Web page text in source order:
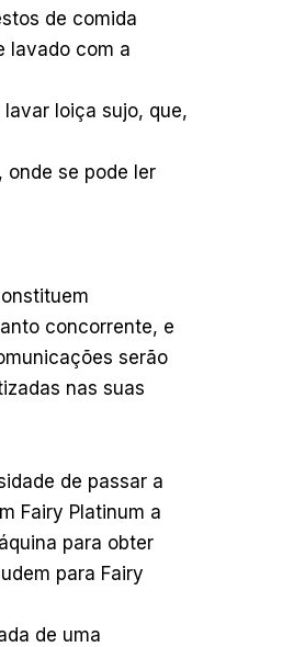
de comida
lavado com a
loiça sujo, que,
onde se pode ler
concorrente, e
serão
nas suas
de passar a
Fairy Platinum a
para obter
para Fairy
de uma